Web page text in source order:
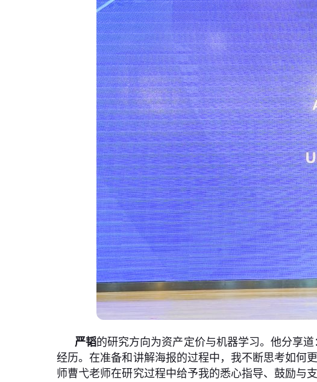
严韬的研究方向为资产定价与机器学习。他分享
经历。在准备和讲解海报的过程中，我不断思考如何
师曹弋老师在研究过程中给予我的悉心指导、鼓励与